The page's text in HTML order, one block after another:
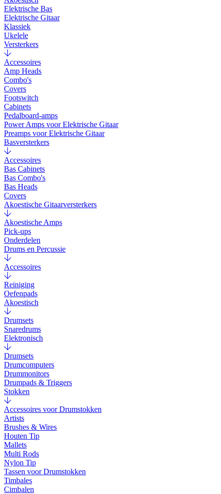
Elektrische Bas
Elektrische Gitaar
Klassiek
Ukelele
Versterkers
Accessoires
Amp Heads
Combo's
Covers
Footswitch
Cabinets
Pedalboard-amps
Power Amps voor Elektrische Gitaar
Preamps voor Elektrische Gitaar
Basversterkers
Accessoires
Bas Cabinets
Bas Combo's
Bas Heads
Covers
Akoestische Gitaarversterkers
Akoestische Amps
Pick-ups
Onderdelen
Drums en Percussie
Accessoires
Reiniging
Oefenpads
Akoestisch
Drumsets
Snaredrums
Elektronisch
Drumsets
Drumcomputers
Drummonitors
Drumpads & Triggers
Stokken
Accessoires voor Drumstokken
Artists
Brushes & Wires
Houten Tip
Mallets
Multi Rods
Nylon Tip
Tassen voor Drumstokken
Timbales
Cimbalen